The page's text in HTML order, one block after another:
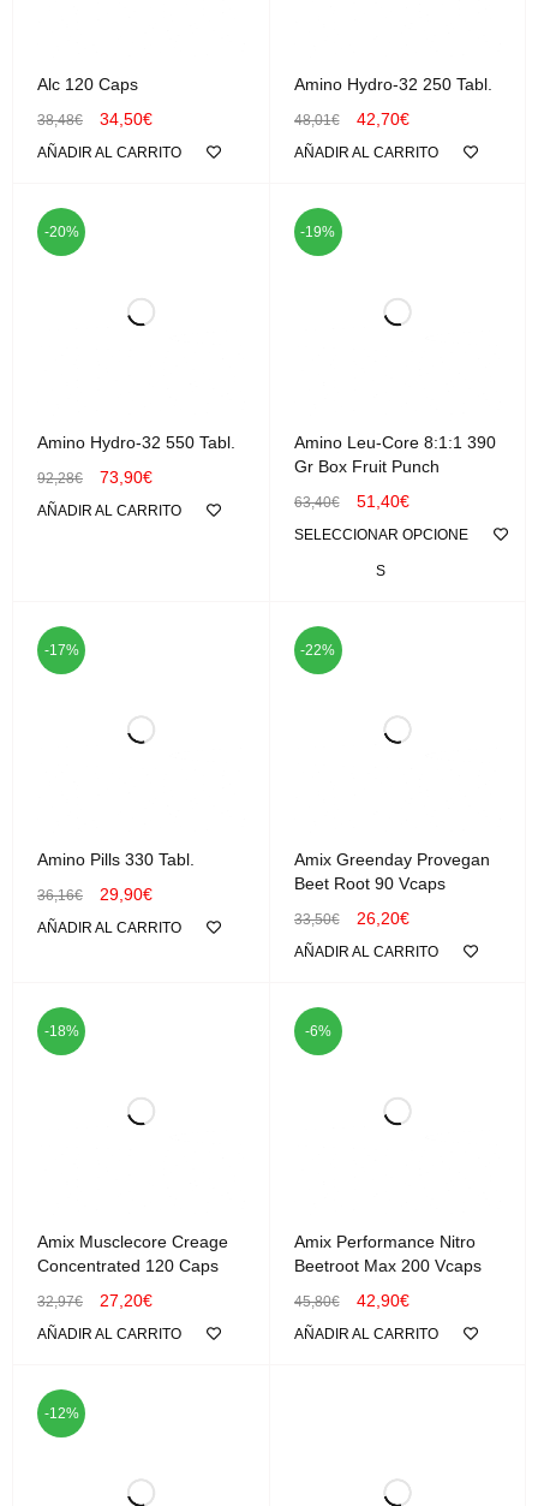
Alc 120 Caps
38,48€ 34,50€
AÑADIR AL CARRITO
Amino Hydro-32 250 Tabl.
48,01€ 42,70€
AÑADIR AL CARRITO
-20%
Amino Hydro-32 550 Tabl.
92,28€ 73,90€
AÑADIR AL CARRITO
-19%
Amino Leu-Core 8:1:1 390
Gr Box Fruit Punch
63,40€ 51,40€
SELECCIONAR OPCIONE
S
-17%
Amino Pills 330 Tabl.
36,16€ 29,90€
AÑADIR AL CARRITO
-22%
Amix Greenday Provegan
Beet Root 90 Vcaps
33,50€ 26,20€
AÑADIR AL CARRITO
-18%
Amix Musclecore Creage
Concentrated 120 Caps
32,97€ 27,20€
AÑADIR AL CARRITO
-6%
Amix Performance Nitro
Beetroot Max 200 Vcaps
45,80€ 42,90€
AÑADIR AL CARRITO
-12%